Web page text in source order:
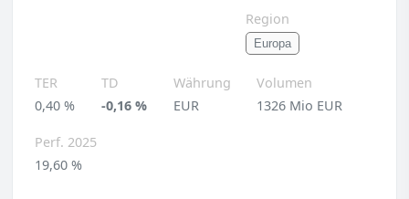
Region
Europa
TER
0,40 %
TD
-0,16 %
Währung
EUR
Volumen
1326 Mio EUR
Perf. 2025
19,60 %